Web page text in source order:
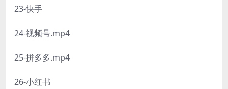
23-快手
24-视频号.mp4
25-拼多多.mp4
26-小红书